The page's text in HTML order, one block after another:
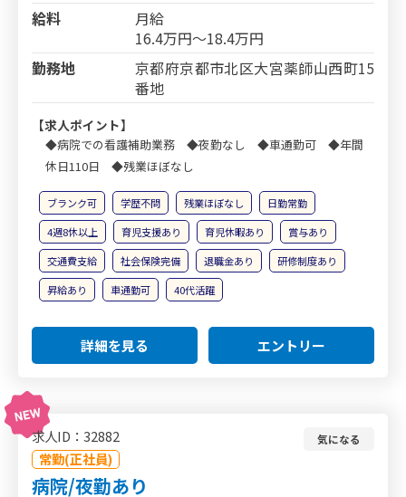
給料
月給
16.4万円～18.4万円
勤務地
京都府京都市北区大宮薬師山西町15
番地
【求人ポイント】
◆病院での看護補助業務 ◆夜勤なし ◆車通勤可 ◆年間
休日110日 ◆残業ほぼなし
ブランク可 学歴不問 残業ほぼなし
日勤常勤
4週8休以上
育児支援あり 育児休暇あり
賞与あり
交通費支給
社会保険完備 退職金あり
研修制度あり
昇給あり
車通勤可 40代活躍
詳細を見る エントリー
求人ID：32882
常勤(正社員)
気になる
病院/夜勤あり